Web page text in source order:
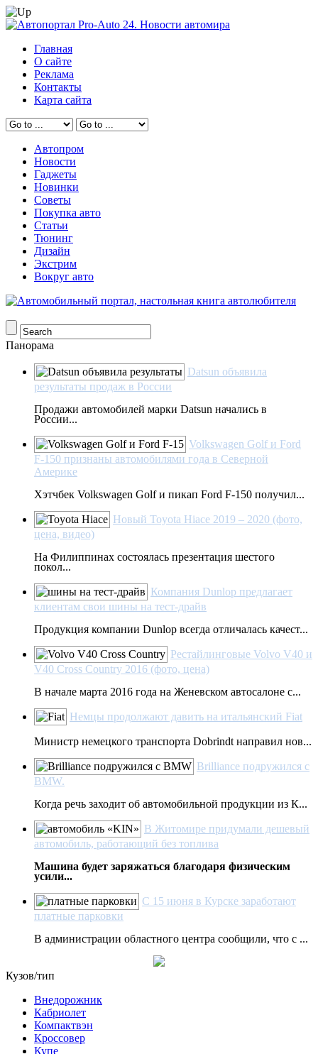
Главная
О сайте
Реклама
Контакты
Карта сайта
Автопром
Новости
Гаджеты
Новинки
Советы
Покупка авто
Статьи
Тюнинг
Дизайн
Экстрим
Вокруг авто
Панорама
Datsun объявила
результаты продаж в России
Продажи автомобилей марки Datsun начались в
России...
Volkswagen Golf и Ford
F-150 признаны автомобилями года в Северной
Америке
Хэтчбек Volkswagen Golf и пикап Ford F-150 получил...
Новый Toyota Hiace 2019 – 2020 (фото,
цена, видео)
На Филиппинах состоялась презентация шестого
покол...
Компания Dunlop предлагает
клиентам свои шины на тест-драйв
Продукция компании Dunlop всегда отличалась качест...
Рестайлинговые Volvo V40 и
V40 Cross Country 2016 (фото, цена)
В начале марта 2016 года на Женевском автосалоне с...
Немцы продолжают давить на итальянский Fiat
Министр немецкого транспорта Dobrindt направил нов...
Brilliance подружился с
BMW.
Когда речь заходит об автомобильной продукции из К...
В Житомире придумали дешевый
автомобиль, работающий без топлива
Машина будет заряжаться благодаря физическим
усили...
С 15 июня в Курске заработают
платные парковки
В администрации областного центра сообщили, что с ...
Кузов/тип
Внедорожник
Кабриолет
Компактвэн
Кроссовер
Купе